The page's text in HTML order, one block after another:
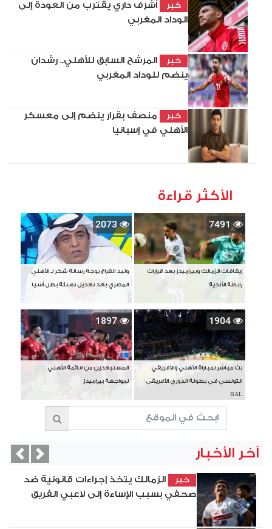
خبر
أشرف داري يقترب من العودة إلى
الوداد المغربي
خبر
المرشح السابق للأهلي.. رشدان
ينضم للوداد المغربي
خبر
منصف بقرار ينضم إلى معسكر
الأهلي في إسبانيا
الأكثر قراءة
7491
إيقافات الزمالك وبيراميدز بعد قرارات
رابطة الأندية
2073
وليد الفراج يوجه رسالة شكر لـ الأهلي
المصري بعد تعديل تهنئة بطل آسيا
1904
بث مباشر لمباراة الأهلي والأفريقي
التونسي في بطولة الدوري الأفريقي
BAL
1897
المستبعدين من قائمة الأهلي
لمواجهة بيراميدز
آخر الأخبار
خبر
الزمالك يتخذ إجراءات قانونية ضد
صحفي بسبب الإساءة إلى لاعبي الفريق
Next